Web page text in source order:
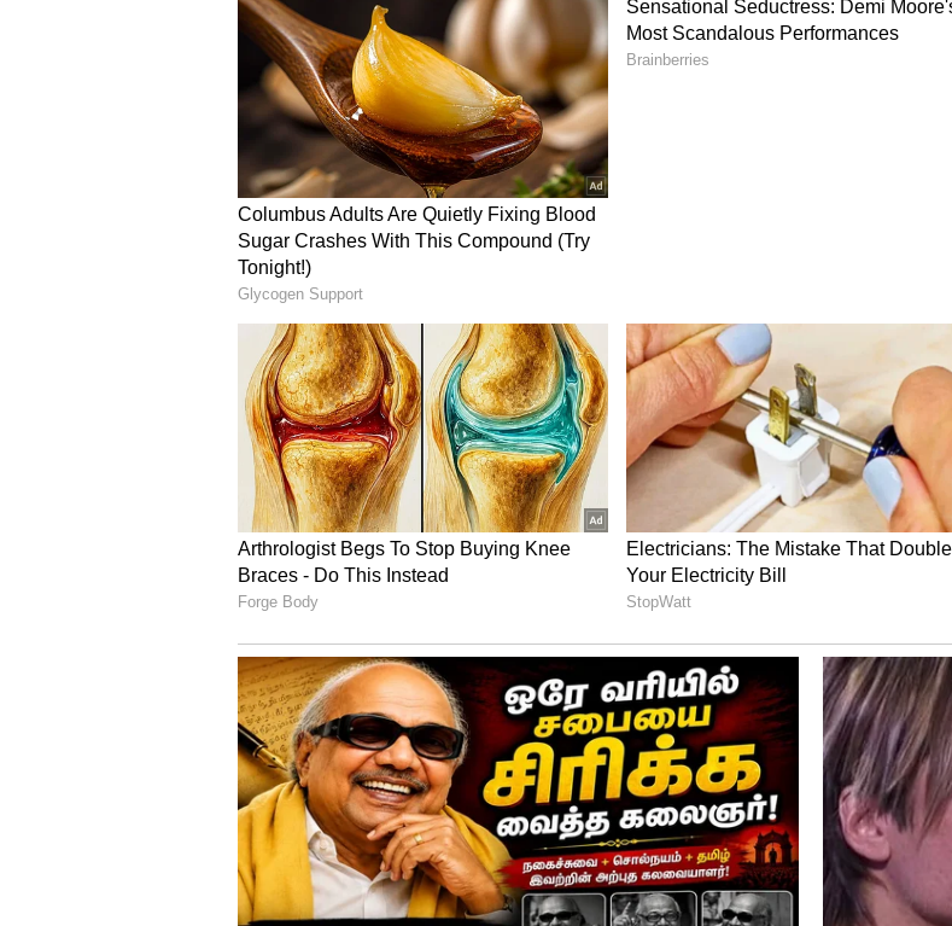
சிரிக்கும் காட்சிகள் இடம்பெற்று உள்ளன.
இதையும் படியுங்கள்...ஏ.ஆர்.ரகுமானின் சர்ப்ரைஸ் டான்ஸ் உடன்...
வெளியானது மாமன்னன் படத்தின் ‘ஜிகு ஜிகு ரயில்’ பாடல் வீடியோ